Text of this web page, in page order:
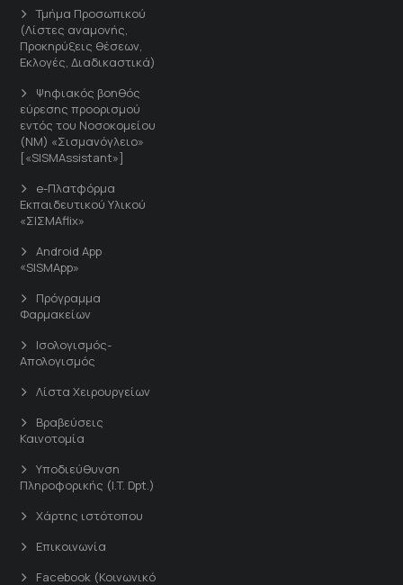
Τμήμα Προσωπικού
(Λίστες αναμονής,
Προκηρύξεις θέσεων,
Εκλογές, Διαδικαστικά)
Ψηφιακός βοηθός
εύρεσης προορισμού
εντός του Νοσοκομείου
(ΝΜ) «Σισμανόγλειο»
[«SISMAssistant»]
e-Πλατφόρμα
Εκπαιδευτικού Υλικού
«ΣΙΣΜΑflix»
Android App
«SISMApp»
Πρόγραμμα
Φαρμακείων
Ισολογισμός-
Απολογισμός
Λίστα Χειρουργείων
Βραβεύσεις
Καινοτομία
Υποδιεύθυνση
Πληροφορικής (I.T. Dpt.)
Χάρτης ιστότοπου
Επικοινωνία
Facebook (Κοινωνικό